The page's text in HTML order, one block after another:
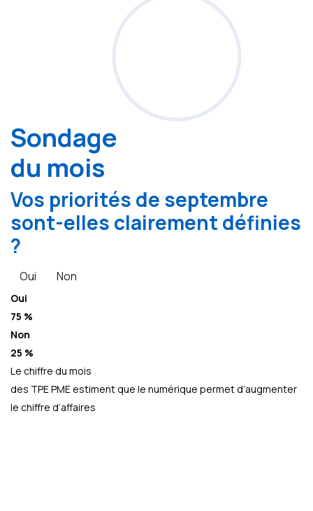
Sondage
du mois
Vos priorités de septembre
sont-elles clairement définies
?
Oui Non
Oui
75 %
Non
25 %
Le chiffre du mois
des TPE PME estiment que le numérique permet d’augmenter
le chiffre d’affaires